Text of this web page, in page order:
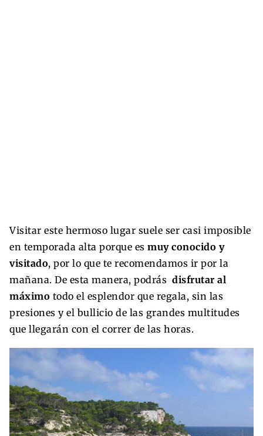
Visitar este hermoso lugar suele ser casi imposible
en temporada alta porque es muy conocido y
visitado, por lo que te recomendamos ir por la
mañana. De esta manera, podrás disfrutar al
máximo todo el esplendor que regala, sin las
presiones y el bullicio de las grandes multitudes
que llegarán con el correr de las horas.